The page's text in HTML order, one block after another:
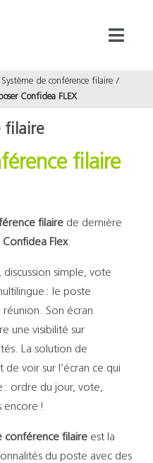
À propos
Système de conférence filaire
Confidea FLEX
filaire
filaire
filaire de dernière
Confidea Flex.
simple, vote
: le poste
réunion. Son écran
une visibilité sur
La solution de
voir sur l’écran ce qui
: ordre du jour, vote,
encore !
conférence filaire est la
du poste avec des